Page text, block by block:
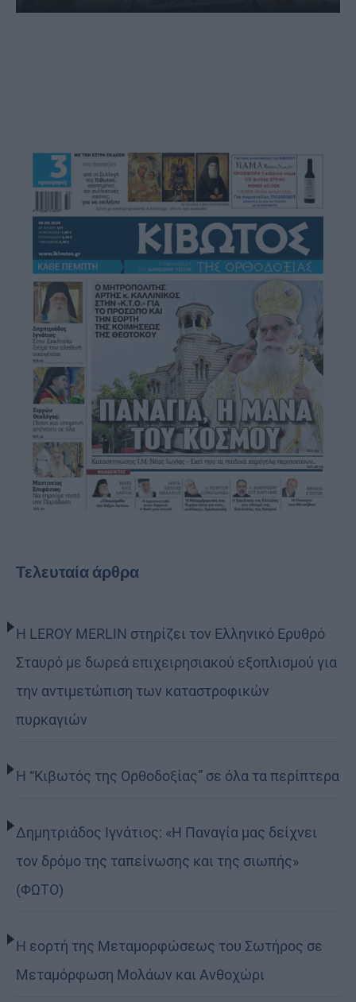
Τελευταία άρθρα
Η LEROY MERLIN στηρίζει τον Ελληνικό Ερυθρό
Σταυρό με δωρεά επιχειρησιακού εξοπλισμού για
την αντιμετώπιση των καταστροφικών
πυρκαγιών
Η “Κιβωτός της Ορθοδοξίας” σε όλα τα περίπτερα
Δημητριάδος Ιγνάτιος: «Η Παναγία μας δείχνει
τον δρόμο της ταπείνωσης και της σιωπής»
(ΦΩΤΟ)
Η εορτή της Μεταμορφώσεως του Σωτήρος σε
Μεταμόρφωση Μολάων και Ανθοχώρι